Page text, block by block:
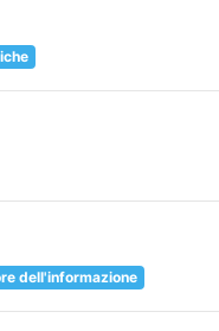
dell'informazione